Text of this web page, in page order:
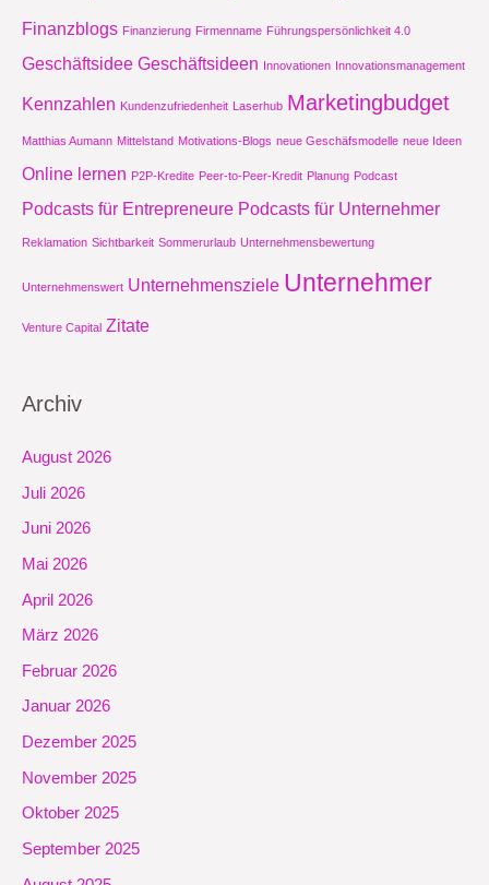
Finanzblogs Finanzierung Firmenname Führungspersönlichkeit 4.0
Geschäftsidee Geschäftsideen Innovationen Innovationsmanagement
Kennzahlen Kundenzufriedenheit Laserhub Marketingbudget
Matthias Aumann Mittelstand Motivations-Blogs neue Geschäfsmodelle neue Ideen
Online lernen P2P-Kredite Peer-to-Peer-Kredit Planung Podcast
Podcasts für Entrepreneure Podcasts für Unternehmer
Reklamation Sichtbarkeit Sommerurlaub Unternehmensbewertung
Unternehmenswert Unternehmensziele Unternehmer
Venture Capital Zitate
Archiv
August 2026
Juli 2026
Juni 2026
Mai 2026
April 2026
März 2026
Februar 2026
Januar 2026
Dezember 2025
November 2025
Oktober 2025
September 2025